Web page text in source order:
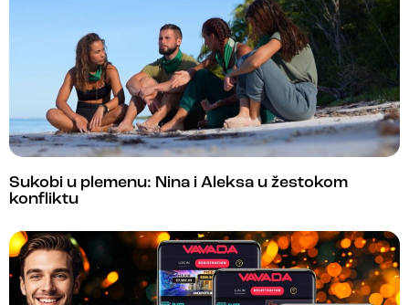
Sukobi u plemenu: Nina i Aleksa u žestokom
konfliktu